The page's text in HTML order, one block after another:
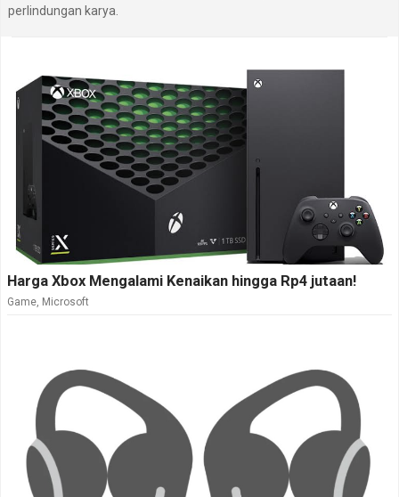
perlindungan karya.
Harga Xbox Mengalami Kenaikan hingga Rp4 jutaan!
Game Microsoft